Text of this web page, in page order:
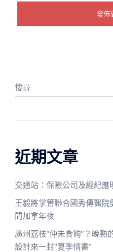
搜尋
近期文章
交通站：保險公司及經紀應
王毅將掌管聯合國秀傳醫
問加拿年夜
廣州荔枝“仲未食夠”？晚
設計來一封“夏季情書”